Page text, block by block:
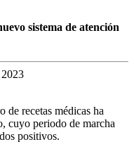
sistema de atención
de recetas médicas ha
cuyo periodo de marcha
positivos.